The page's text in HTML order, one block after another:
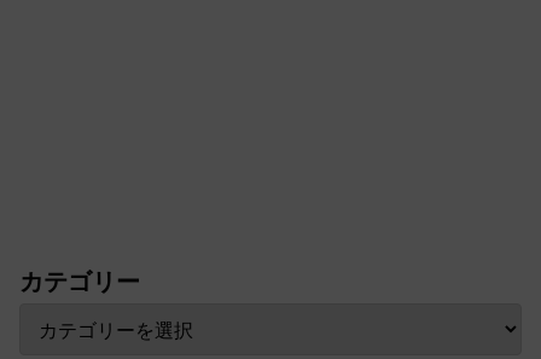
カテゴリー